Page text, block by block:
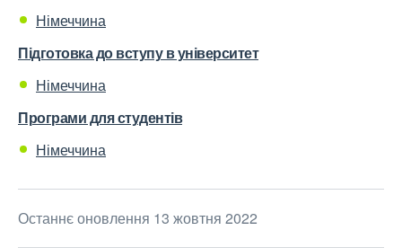
Німеччина
Підготовка до вступу в університет
Німеччина
Програми для студентів
Німеччина
Останнє оновлення 13 жовтня 2022